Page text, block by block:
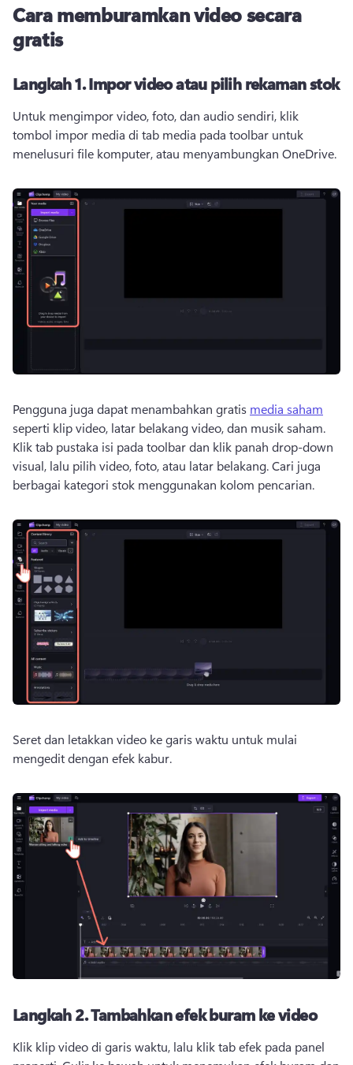
Cara memburamkan video secara
gratis
Langkah 1.Impor video atau pilih rekaman stok
Untuk mengimpor video, foto, dan audio sendiri, klik
tombol impor media di tab media pada toolbar untuk
menelusuri file komputer, atau menyambungkan OneDrive.
Pengguna juga dapat menambahkan gratis media saham
Klik tab pustaka isi pada toolbar dan klik panah drop-down
visual, lalu pilih video, foto, atau latar belakang. Cari juga
berbagai kategori stok menggunakan kolom pencarian.
Seret dan letakkan video ke garis waktu untuk mulai
mengedit dengan efek kabur.
Langkah 2.Tambahkan efek buram ke video
Klik klip video di garis waktu, lalu klik tab efek pada panel